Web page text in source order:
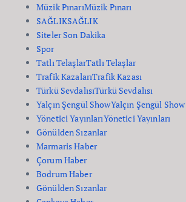
Müzik PınarıMüzik Pınarı
SAĞLIKSAĞLIK
Siteler Son Dakika
Spor
Tatlı TelaşlarTatlı Telaşlar
Trafik KazalarıTrafik Kazası
Türkü SevdalısıTürkü Sevdalısı
Yalçın Şengül ShowYalçın Şengül Show
Yönetici YayınlarıYönetici Yayınları
Gönülden Sızanlar
Marmaris Haber
Çorum Haber
Bodrum Haber
Gönülden Sızanlar